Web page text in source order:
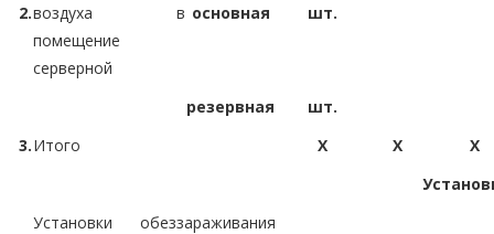
2.воздуха в
помещение
серверной
основная шт.
резервная
шт.
3.Итого X X
X
Установки обеззараживания